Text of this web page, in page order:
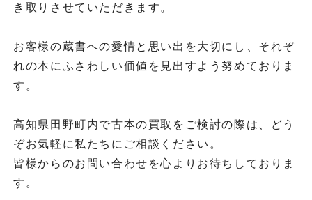
き取りさせていただきます。
お客様の蔵書への愛情と思い出を大切にし、それぞ
れの本にふさわしい価値を見出すよう努めておりま
す。
高知県田野町内で古本の買取をご検討の際は、どう
ぞお気軽に私たちにご相談ください。
皆様からのお問い合わせを心よりお待ちしておりま
す。